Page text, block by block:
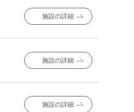
施設の詳細
施設の詳細
施設の詳細